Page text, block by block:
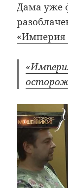
Дама уже
«Империя